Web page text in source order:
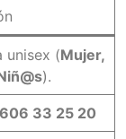
unisex (Mujer,
).
606 33 25 20